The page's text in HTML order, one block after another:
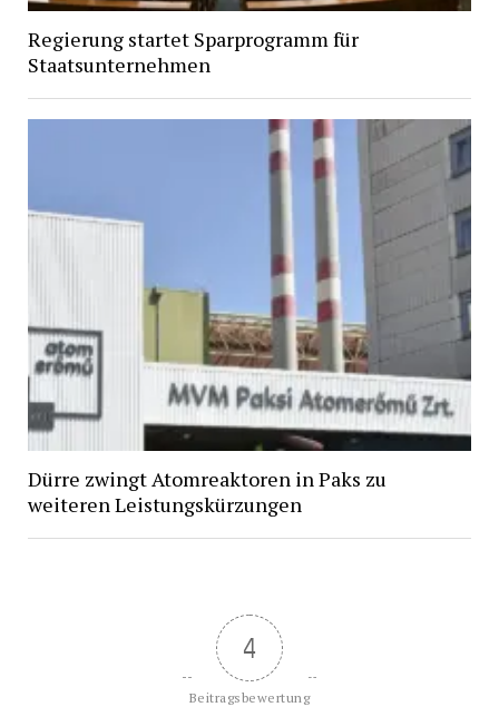
Regierung startet Sparprogramm für
Staatsunternehmen
Dürre zwingt Atomreaktoren in Paks zu
weiteren Leistungskürzungen
4
Beitragsbewertung